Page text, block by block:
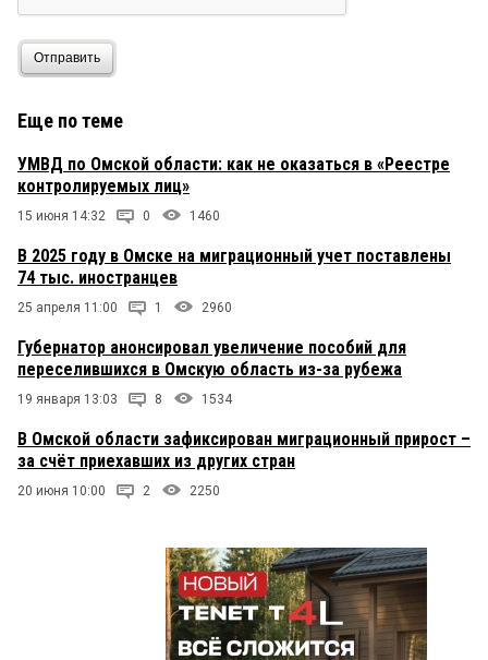
Отправить
Еще по теме
УМВД по Омской области: как не оказаться в «Реестре
контролируемых лиц»
15 июня 14:32 0 1460
В 2025 году в Омске на миграционный учет поставлены
74 тыс. иностранцев
25 апреля 11:00 1 2960
Губернатор анонсировал увеличение пособий для
переселившихся в Омскую область из-за рубежа
19 января 13:03 8 1534
В Омской области зафиксирован миграционный прирост –
за счёт приехавших из других стран
20 июня 10:00 2 2250